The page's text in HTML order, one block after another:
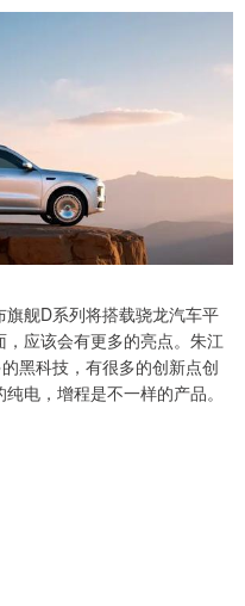
舰D系列将搭载骁龙汽车平
应该会有更多的亮点。朱江
黑科技，有很多的创新点创
电，增程是不一样的产品。